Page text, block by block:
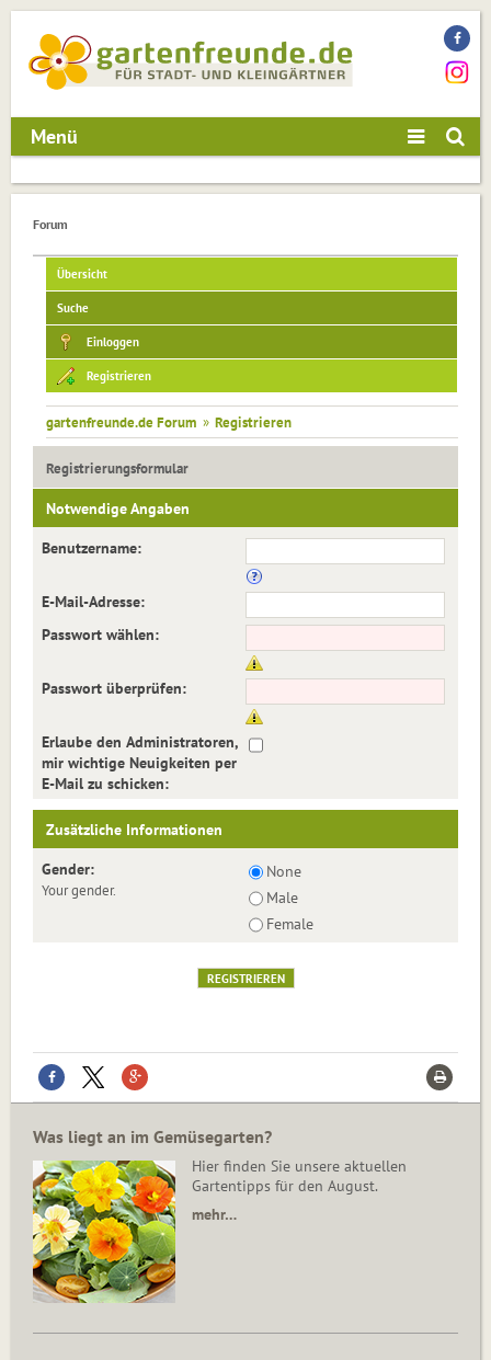
Menü
Forum
Übersicht
Suche
Einloggen
Registrieren
gartenfreunde.de Forum » Registrieren
Registrierungsformular
Notwendige Angaben
Benutzername:
E-Mail-Adresse:
Passwort wählen:
Passwort überprüfen:
Erlaube den Administratoren,
mir wichtige Neuigkeiten per
E-Mail zu schicken:
Zusätzliche Informationen
Gender:
Your gender.
None
Male
Female
Was liegt an im Gemüsegarten?
Hier finden Sie unsere aktuellen
Gartentipps für den August.
mehr…